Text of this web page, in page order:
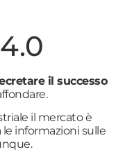
il successo
il mercato è
informazioni sulle